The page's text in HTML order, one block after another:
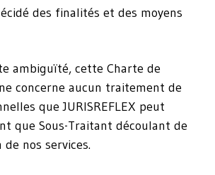
des finalités et des moyens
ambiguïté, cette Charte de
concerne aucun traitement de
que JURISREFLEX peut
que Sous-Traitant découlant de
nos services.